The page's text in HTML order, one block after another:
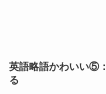
英語略語かわいい⑤
る